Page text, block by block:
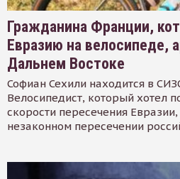
Гражданина Франции,
Евразию на велосипеде,
Дальнем Востоке
Софиан Сехили находится в
Велосипедист, который хотел
скорости пересечения
незаконном пересечении